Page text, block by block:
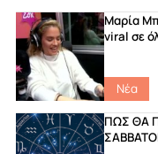
Μαρία
viral σε
Νέα
ΠΩΣ ΘΑ